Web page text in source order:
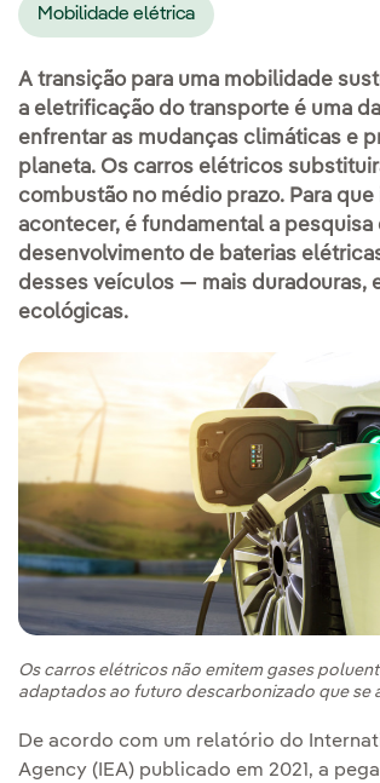
Mobilidade elétrica
A transição para uma mobilidade
a eletrificação do transporte é uma
enfrentar as mudanças climáticas e
planeta. Os carros elétricos
combustão no médio prazo. Para que
acontecer, é fundamental a pesquisa
desenvolvimento de baterias
desses veículos — mais duradouras,
ecológicas.
Os carros elétricos não emitem gases
adaptados ao futuro descarbonizado que se
De acordo com um relatório do
Agency (IEA) publicado em 2021, a